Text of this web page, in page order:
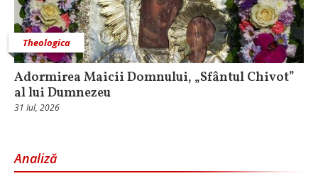
Theologica
Adormirea Maicii Domnului, „Sfântul Chivot”
al lui Dumnezeu
31 Iul, 2026
Analiză